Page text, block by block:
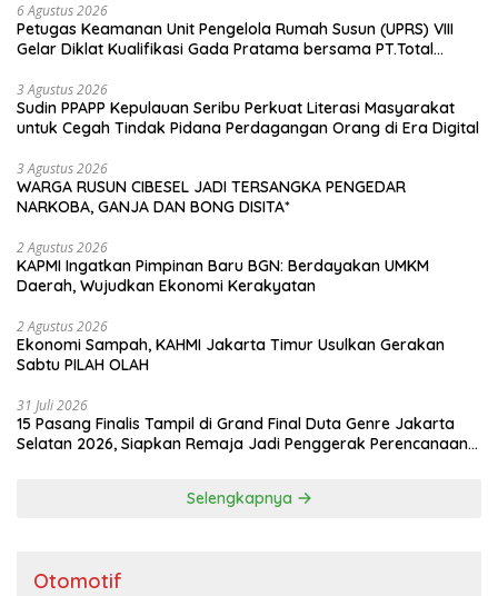
6 Agustus 2026
Petugas Keamanan Unit Pengelola Rumah Susun (UPRS) VIII
Gelar Diklat Kualifikasi Gada Pratama bersama PT.Total
Jaya*
3 Agustus 2026
Sudin PPAPP Kepulauan Seribu Perkuat Literasi Masyarakat
untuk Cegah Tindak Pidana Perdagangan Orang di Era Digital
3 Agustus 2026
WARGA RUSUN CIBESEL JADI TERSANGKA PENGEDAR
NARKOBA, GANJA DAN BONG DISITA*
2 Agustus 2026
KAPMI Ingatkan Pimpinan Baru BGN: Berdayakan UMKM
Daerah, Wujudkan Ekonomi Kerakyatan
2 Agustus 2026
Ekonomi Sampah, KAHMI Jakarta Timur Usulkan Gerakan
Sabtu PILAH OLAH
31 Juli 2026
15 Pasang Finalis Tampil di Grand Final Duta Genre Jakarta
Selatan 2026, Siapkan Remaja Jadi Penggerak Perencanaan
Selengkapnya
Otomotif